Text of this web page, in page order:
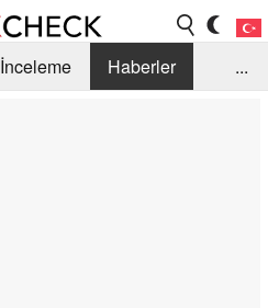
İnceleme
Haberler
...